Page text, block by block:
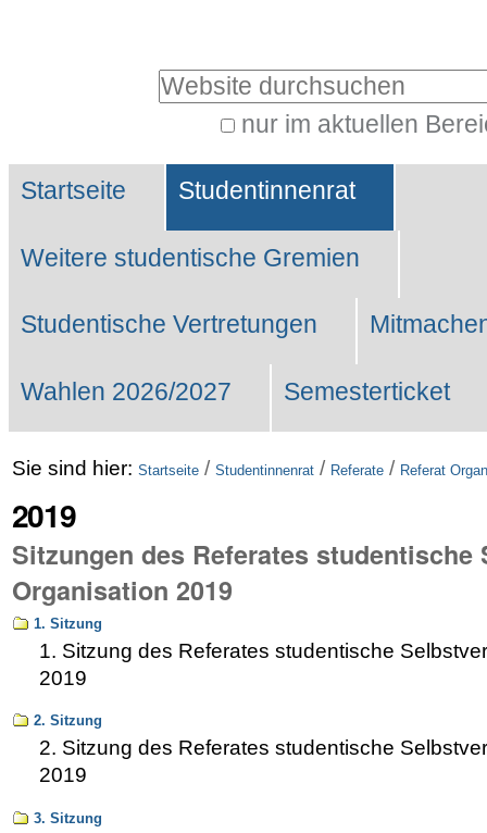
Website durchsuchen
nur im aktuellen
Suche…
Sektionen
Startseite Studentinnenrat
Weitere studentische Gremien
Studentische Vertretungen
Wahlen 2026/2027 Semesterticket
Sie sind hier: Startseite / Studentinnenrat / Referate / Referat
2019
Sitzungen des Referates
Organisation 2019
1. Sitzung
1. Sitzung des Referates studentische
2019
2. Sitzung
2. Sitzung des Referates studentische
2019
3. Sitzung